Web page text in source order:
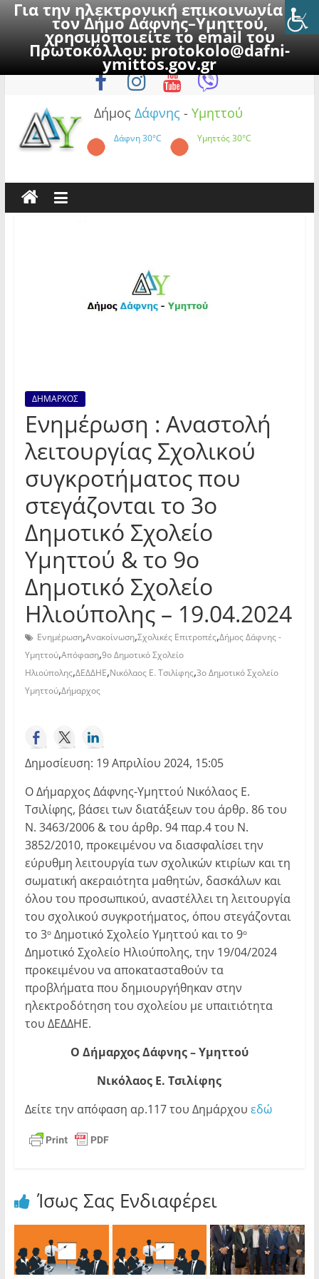
Για την ηλεκτρονική επικοινωνία με
τον Δήμο Δάφνης–Υμηττού,
χρησιμοποιείτε το email του
Πρωτοκόλλου:protokolo@dafni-
ymittos.gov.gr
to
Δευτέρα, 10 Αυγούστου 2026
Δήμος Δάφνης - Υμηττού
Δάφνη30°C Υμηττός30°C
ΔΗΜΑΡΧΟΣ
Ενημέρωση : Αναστολή
λειτουργίας Σχολικού
συγκροτήματος που
στεγάζονται το 3ο
Δημοτικό Σχολείο
Υμηττού & το 9ο
Δημοτικό Σχολείο
Ηλιούπολης – 19.04.2024
Ενημέρωση,Ανακοίνωση,Σχολικές Επιτροπές,Δήμος Δάφνης -
Υμηττού,Απόφαση,9ο Δημοτικό Σχολείο
Ηλιούπολης,ΔΕΔΔΗΕ,Νικόλαος Ε. Τσιλίφης,3ο Δημοτικό Σχολείο
Υμηττού,Δήμαρχος
Δημοσίευση: 19 Απριλίου 2024, 15:05
Ο Δήμαρχος Δάφνης-Υμηττού Νικόλαος Ε.
Τσιλίφης, βάσει των διατάξεων του άρθρ. 86 του
Ν. 3463/2006 & του άρθρ. 94 παρ.4 του Ν.
3852/2010, προκειμένου να διασφαλίσει την
εύρυθμη λειτουργία των σχολικών κτιρίων και τη
σωματική ακεραιότητα μαθητών, δασκάλων και
όλου του προσωπικού, αναστέλλει τη λειτουργία
του σχολικού συγκροτήματος, όπου στεγάζονται
το 3οΔημοτικό Σχολείο Υμηττού και το 9ο
Δημοτικό Σχολείο Ηλιούπολης, την 19/04/2024
προκειμένου να αποκατασταθούν τα
προβλήματα που δημιουργήθηκαν στην
ηλεκτροδότηση του σχολείου με υπαιτιότητα
του ΔΕΔΔΗΕ.
Ο Δήμαρχος Δάφνης – Υμηττού
Νικόλαος Ε. Τσιλίφης
Δείτε την απόφαση αρ.117 του Δημάρχου εδώ
Ίσως Σας Ενδιαφέρει